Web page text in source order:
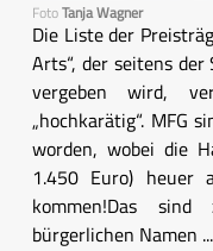
FotoTanja Wagner
Die Liste der
Arts“, der seitens
vergeben wird,
„hochkarätig“. MFG
worden, wobei die
1.450 Euro) heuer
kommen!Das
bürgerlichen Namen ...